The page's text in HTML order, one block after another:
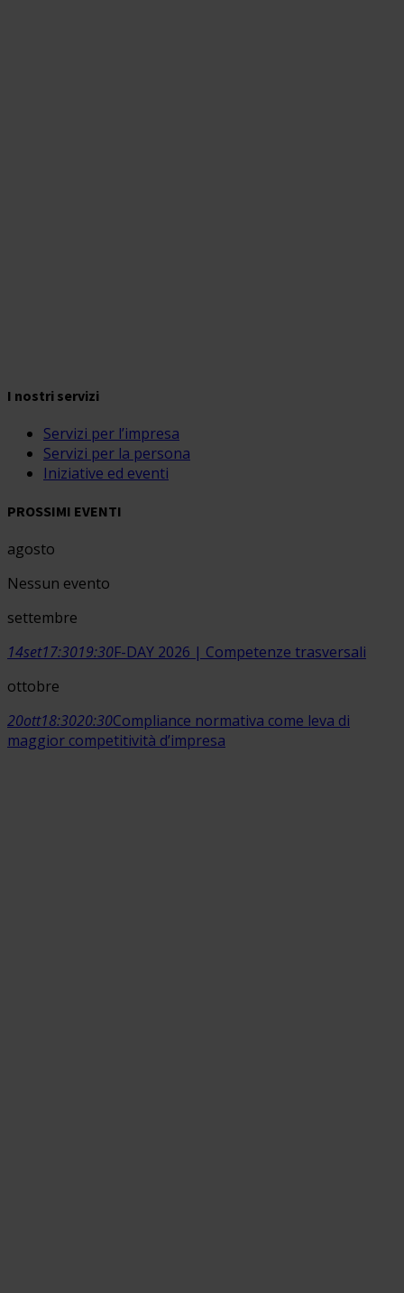
I nostri servizi
Servizi per l’impresa
Servizi per la persona
Iniziative ed eventi
PROSSIMI EVENTI
agosto
Nessun evento
settembre
14set17:3019:30F-DAY 2026 | Competenze trasversali
ottobre
20ott18:3020:30Compliance normativa come leva di
maggior competitività d’impresa